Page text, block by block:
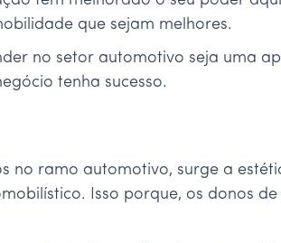
que sejam melhores.
no setor automotivo seja uma
tenha sucesso.
no ramo automotivo, surge a
Isso porque, os donos